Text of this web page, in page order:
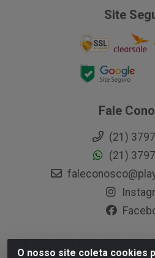
O nosso site coleta cookies
Site
Fale
(21)
(21)